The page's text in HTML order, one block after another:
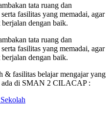
tata ruang dan
fasilitas yang memadai, agar
dengan baik.
tata ruang dan
fasilitas yang memadai, agar
dengan baik.
& fasilitas belajar mengajar yang
ada di SMAN 2 CILACAP :